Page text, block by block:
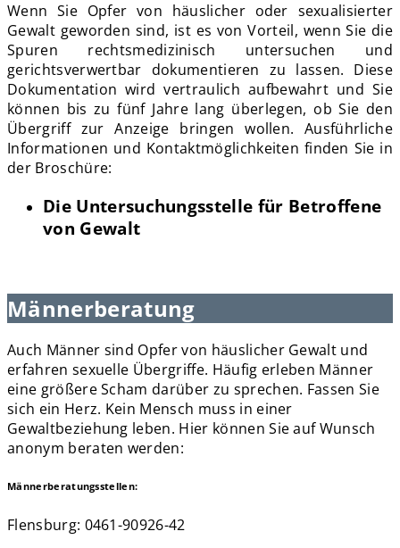
Wenn Sie Opfer von häuslicher oder sexualisierter
Gewalt geworden sind, ist es von Vorteil, wenn Sie die
Spuren rechtsmedizinisch untersuchen und
gerichtsverwertbar dokumentieren zu lassen. Diese
Dokumentation wird vertraulich aufbewahrt und Sie
können bis zu fünf Jahre lang überlegen, ob Sie den
Übergriff zur Anzeige bringen wollen. Ausführliche
Informationen und Kontaktmöglichkeiten finden Sie in
der Broschüre:
Die Untersuchungsstelle für Betroffene
von Gewalt
Männerberatung
Auch Männer sind Opfer von häuslicher Gewalt und
erfahren sexuelle Übergriffe. Häufig erleben Männer
eine größere Scham darüber zu sprechen. Fassen Sie
sich ein Herz. Kein Mensch muss in einer
Gewaltbeziehung leben. Hier können Sie auf Wunsch
anonym beraten werden:
Männerberatungsstellen:
Flensburg: 0461-90926-42